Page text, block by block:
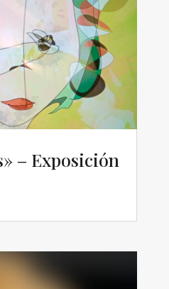
– Exposición